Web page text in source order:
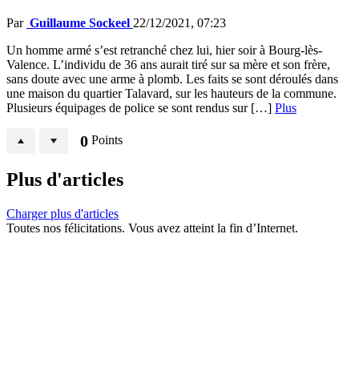
Par Guillaume Sockeel 22/12/2021, 07:23
Un homme armé s’est retranché chez lui, hier soir à Bourg-lès-
Valence. L’individu de 36 ans aurait tiré sur sa mère et son frère,
sans doute avec une arme à plomb. Les faits se sont déroulés dans
une maison du quartier Talavard, sur les hauteurs de la commune.
Plusieurs équipages de police se sont rendus sur […] Plus
0 Points
Plus d'articles
Charger plus d'articles
Toutes nos félicitations. Vous avez atteint la fin d’Internet.